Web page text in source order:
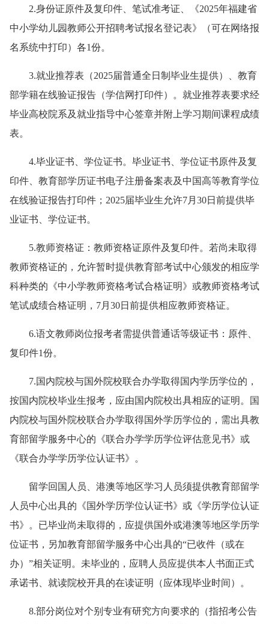
2.身份证原件及复印件、笔试准考证、《2025年福建省
中小学幼儿园教师公开招聘考试报名登记表》（可在网络报
名系统中打印）各1份。
3.就业推荐表（2025届普通全日制毕业生提供）、教育
部学籍在线验证报告（学信网打印件）。就业推荐表要求经
毕业高校院系及就业指导中心签章并附上学习期间课程成绩
表。
4.毕业证书、学位证书。毕业证书、学位证书原件及复
印件、教育部学历证书电子注册备案表及中国高等教育学位
在线验证报告打印件；2025届毕业生允许7月30日前提供毕
业证书、学位证书。
5.教师资格证：教师资格证原件及复印件。若尚未取得
教师资格证的，允许暂时提供教育部考试中心颁发的相应学
科种类的《中小学教师资格考试合格证明》或教师资格考试
笔试成绩合格证明，7月30日前提供相应教师资格证。
6.语文教师岗位报考者需提供普通话等级证书：原件、
复印件1份。
7.国内院校与国外院校联合办学取得国内学历学位的，
按国内院校毕业生报考，应由国内院校出具相应的证明。国
内院校与国外院校联合办学取得国外学历学位的，需出具教
育部留学服务中心的《联合办学学历学位评估意见书》或
《联合办学学历学位认证书》。
留学回国人员、港澳等地区学习人员须提供教育部留学
人员中心出具的《国外学历学位认证书》或《学历学位认证
书》。已毕业尚未取得的，应提供国外或港澳等地区学历学
位证书，另加教育部留学服务中心出具的“已收件（或在
办）”相关证明。未毕业的，应聘人员应提供本人书面正式
承诺书、就读院校开具的在读证明（应体现毕业时间）。
8.部分岗位对个别专业有研究方向要求的（指招考公告